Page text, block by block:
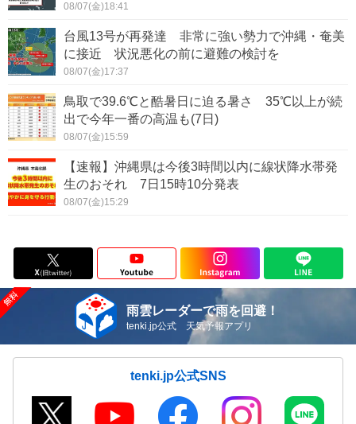
08/07(金)18:41
台風13号が再発達 非常に強い勢力で沖縄・奄美
に接近 状況悪化の前に避難の検討を
08/07(金)17:37
鳥取で39.6℃と酷暑日に迫る暑さ 35℃以上が続
出で今年一番の高温も(7日)
08/07(金)15:59
【速報】沖縄県は今後3時間以内に線状降水帯発
生のおそれ 7日15時10分発表
08/07(金)15:29
雨雲レーダーで雨を回避！
tenki.jp公式 天気予報アプリ
tenki.jp公式SNS